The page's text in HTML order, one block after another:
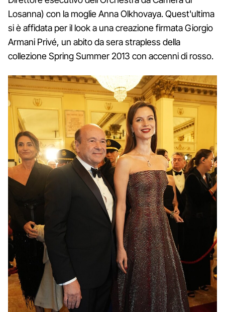
Losanna) con la moglie Anna Olkhovaya. Quest'ultima
si è affidata per il look a una creazione firmata Giorgio
Armani Privé, un abito da sera strapless della
collezione Spring Summer 2013 con accenni di rosso.